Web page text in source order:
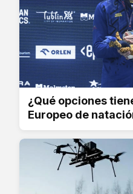
¿Qué opciones
Europeo de